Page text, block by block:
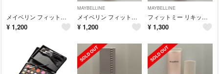
メイベリン フィットミー パウダーM 220
¥ 1,200
MAYBELLINE
メイベリン フィットミー リキッドファンデーションDN 113 30ML
¥ 1,200
MAYBELLINE
フィットミー リキッド ファンデーションR(マット)115 自然な明るさ(ピンク系)(30ml)
¥ 1,300